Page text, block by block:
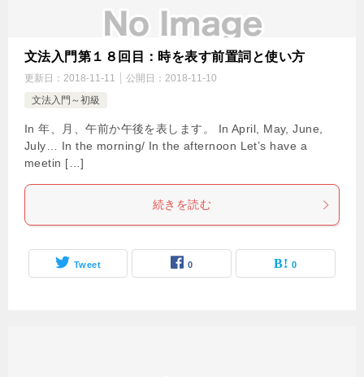
文法入門第１８回目：時を表す前置詞と使い方
更新日： 2018-11-11 公開日： 2018-11-10
文法入門～初級
In 年、月、午前か午後を表します。 In April, May, June,
July… In the morning/ In the afternoon Let’s have a
meetin […]
続きを読む
Tweet 0 0